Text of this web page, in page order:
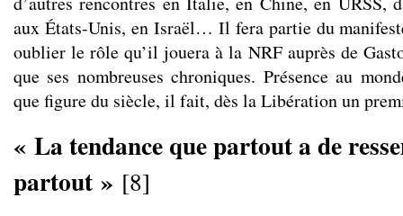
aux États-Unis, en Israël… Il fera partie du
oublier le rôle qu’il jouera à la NRF auprès de
que ses nombreuses chroniques. Présence au
que figure du siècle, il fait, dès la Libération un
« La tendance que partout a de
partout » [8]